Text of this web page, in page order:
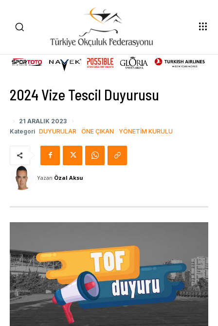
2024 Vize Tescil Duyurusu
21 ARALIK 2023
Kategori DUYURULAR ÖNE ÇIKAN YÖNETIM KURULU
Yazan Özal Aksu